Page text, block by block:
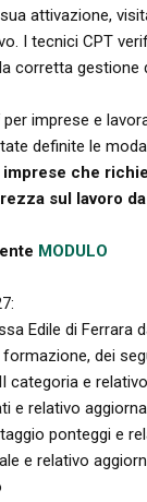
attivazione,
I tecnici CPT
corretta gestione
per imprese e
definite le
che
sul lavoro da
MODULO
Edile di Ferrara
dei
categoria e
e relativo
ponteggi e
e relativo